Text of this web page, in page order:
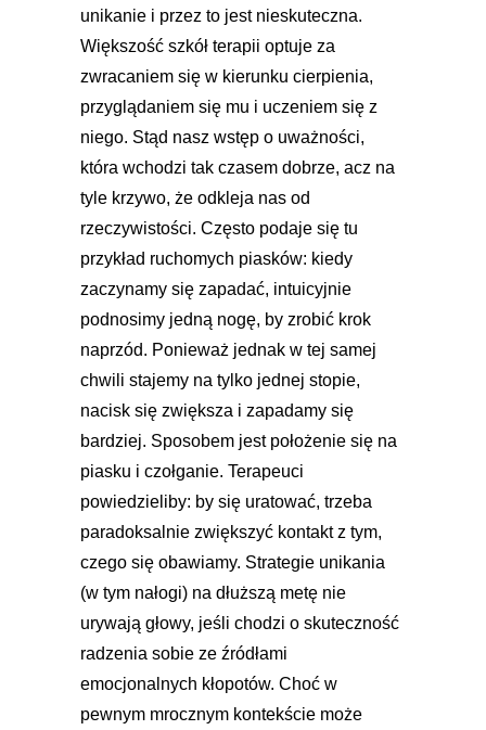
unikanie i przez to jest nieskuteczna.
Większość szkół terapii optuje za
zwracaniem się w kierunku cierpienia,
przyglądaniem się mu i uczeniem się z
niego. Stąd nasz wstęp o uważności,
która wchodzi tak czasem dobrze, acz na
tyle krzywo, że odkleja nas od
rzeczywistości. Często podaje się tu
przykład ruchomych piasków: kiedy
zaczynamy się zapadać, intuicyjnie
podnosimy jedną nogę, by zrobić krok
naprzód. Ponieważ jednak w tej samej
chwili stajemy na tylko jednej stopie,
nacisk się zwiększa i zapadamy się
bardziej. Sposobem jest położenie się na
piasku i czołganie. Terapeuci
powiedzieliby: by się uratować, trzeba
paradoksalnie zwiększyć kontakt z tym,
czego się obawiamy. Strategie unikania
(w tym nałogi) na dłuższą metę nie
urywają głowy, jeśli chodzi o skuteczność
radzenia sobie ze źródłami
emocjonalnych kłopotów. Choć w
pewnym mrocznym kontekście może